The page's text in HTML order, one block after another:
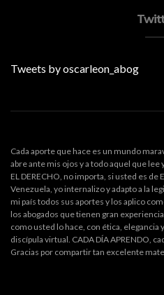
Tweets by oscarleon_abog
Cada aporte que hace es un mundo
abre ante mis ojos y a todo aquel que lee
EL DERECHO, no importa, si usted es de
Venezuela, yo internalizo y adapto a la
mi país todos sus aportes y los aplico
los abogados que tienen gran
como usted lo hace, con ética, elegancia
discípula virtual. CADA DÍA APRENDO,
Gracias por compartir tan excelente